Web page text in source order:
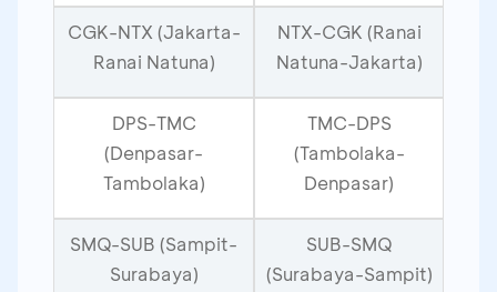
CGK-NTX (Jakarta-
Ranai Natuna)
NTX-CGK (Ranai
Natuna-Jakarta)
DPS-TMC
(Denpasar-
Tambolaka)
TMC-DPS
(Tambolaka-
Denpasar)
SMQ-SUB (Sampit-
Surabaya)
SUB-SMQ
(Surabaya-Sampit)